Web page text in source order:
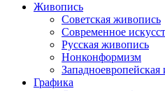
Живопись
Советская живопись
Современное
Русская живопись
Нонконформизм
Графика